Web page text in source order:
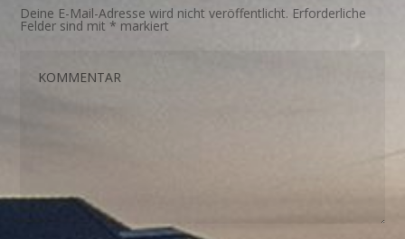
Deine E-Mail-Adresse wird nicht veröffentlicht. Erforderliche
Felder sind mit* markiert